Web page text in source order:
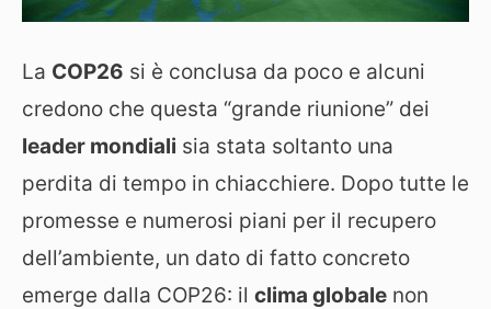
La COP26 si è conclusa da poco e alcuni
credono che questa “grande riunione” dei
leader mondiali sia stata soltanto una
perdita di tempo in chiacchiere. Dopo tutte le
promesse e numerosi piani per il recupero
dell’ambiente, un dato di fatto concreto
emerge dalla COP26: il clima globale non